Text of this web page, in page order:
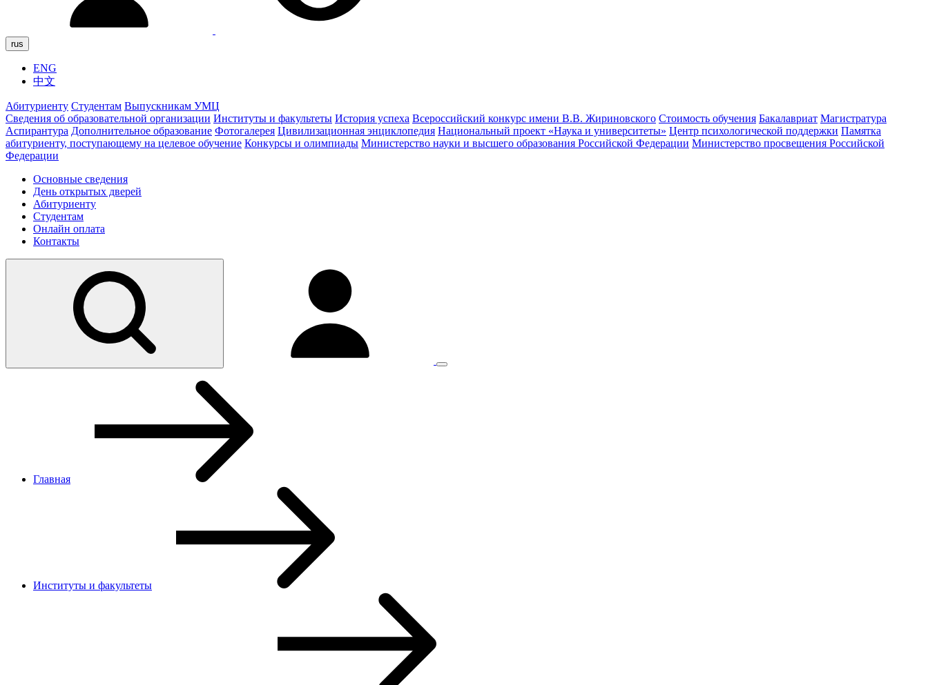
rus
ENG
中文
Абитуриенту Студентам Выпускникам УМЦ
Сведения об образовательной организации Институты и факультеты История успеха Всероссийский конкурс имени В.В. Жириновского Стоимость обучения Бакалавриат Магистратура
Аспирантура Дополнительное образование Фотогалерея Цивилизационная энциклопедия Национальный проект «Наука и университеты» Центр психологической поддержки Памятка
абитуриенту, поступающему на целевое обучение Конкурсы и олимпиады Министерство науки и высшего образования Российской Федерации Министерство просвещения Российской
Федерации
Основные сведения
День открытых дверей
Абитуриенту
Студентам
Онлайн оплата
Контакты
Главная
Институты и факультеты